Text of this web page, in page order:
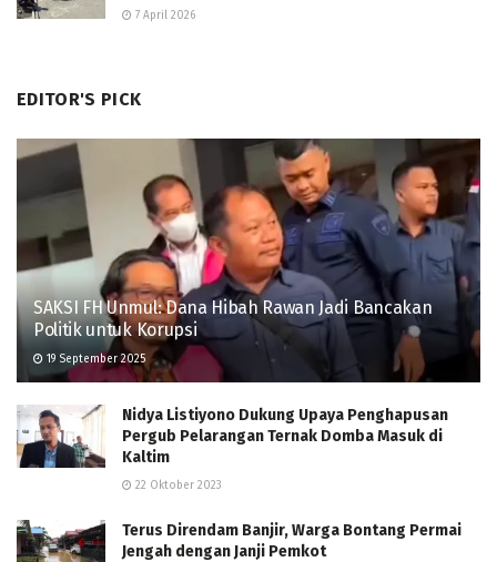
7 April 2026
EDITOR'S PICK
SAKSI FH Unmul: Dana Hibah Rawan Jadi Bancakan
Politik untuk Korupsi
19 September 2025
Nidya Listiyono Dukung Upaya Penghapusan
Pergub Pelarangan Ternak Domba Masuk di
Kaltim
22 Oktober 2023
Terus Direndam Banjir, Warga Bontang Permai
Jengah dengan Janji Pemkot